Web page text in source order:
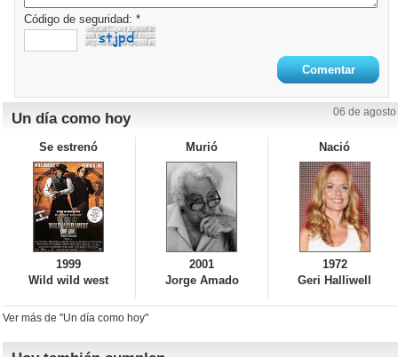
Código de seguridad: *
Un día como hoy 06 de agosto
Se estrenó
1999
Wild wild west
Murió
2001
Jorge Amado
Nació
1972
Geri Halliwell
Ver más de "Un día como hoy"